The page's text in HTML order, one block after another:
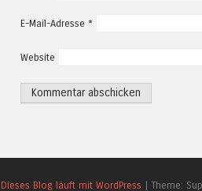
E-Mail-Adresse *
Website
Dieses Blog läuft mit WordPress | Theme: